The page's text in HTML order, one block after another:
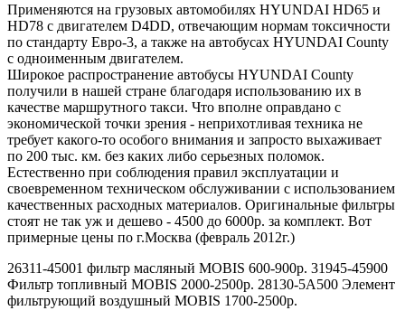
Применяются на грузовых автомобилях HYUNDAI HD65 и
HD78 с двигателем D4DD, отвечающим нормам токсичности
по стандарту Евро-3, а также на автобусах HYUNDAI County
с одноименным двигателем.
Широкое распространение автобусы HYUNDAI County
получили в нашей стране благодаря использованию их в
качестве маршрутного такси. Что вполне оправдано с
экономической точки зрения - неприхотливая техника не
требует какого-то особого внимания и запросто выхаживает
по 200 тыс. км. без каких либо серьезных поломок.
Естественно при соблюдения правил эксплуатации и
своевременном техническом обслуживании с использованием
качественных расходных материалов. Оригинальные фильтры
стоят не так уж и дешево - 4500 до 6000р. за комплект. Вот
примерные цены по г.Москва (февраль 2012г.)
26311-45001 фильтр масляный MOBIS 600-900р. 31945-45900
Фильтр топливный MOBIS 2000-2500р. 28130-5A500 Элемент
фильтрующий воздушный MOBIS 1700-2500р.